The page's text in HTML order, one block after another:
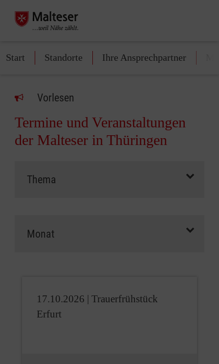
Start Standorte Ihre Ansprechpartner
Vorlesen
Termine und Veranstaltungen
der Malteser in Thüringen
17.10.2026 | Trauerfrühstück
Erfurt